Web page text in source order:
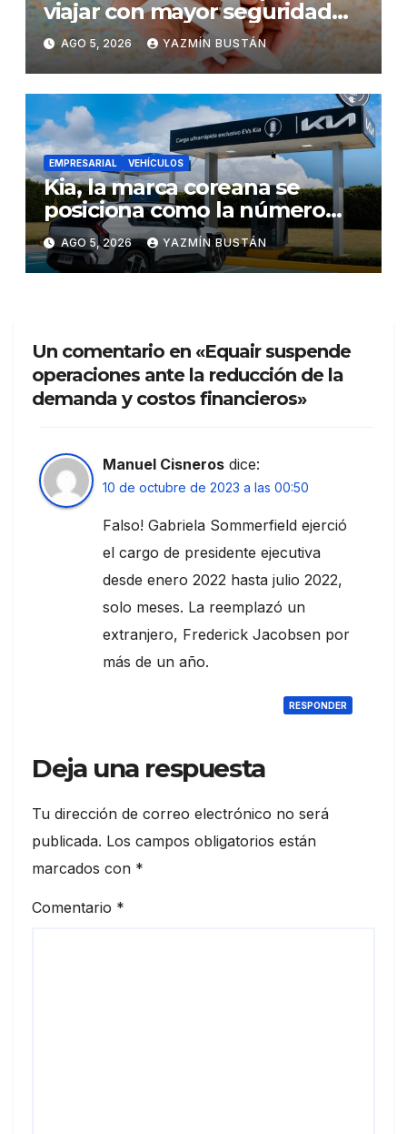
viajar con mayor seguridad
dentro y fuera del Ecuador
AGO 5, 2026 YAZMÍN BUSTÁN
EMPRESARIAL VEHÍCULOS
Kia, la marca coreana se
posiciona como la número
uno en ventas de vehículos
eléctricos en Ecuador
durante julio
AGO 5, 2026 YAZMÍN BUSTÁN
Un comentario en «Equair suspende
operaciones ante la reducción de la
demanda y costos financieros»
Manuel Cisneros dice:
10 de octubre de 2023 a las 00:50
Falso! Gabriela Sommerfield ejerció
el cargo de presidente ejecutiva
desde enero 2022 hasta julio 2022,
solo meses. La reemplazó un
extranjero, Frederick Jacobsen por
más de un año.
RESPONDER
Deja una respuesta
Tu dirección de correo electrónico no será
publicada. Los campos obligatorios están
marcados con *
Comentario *